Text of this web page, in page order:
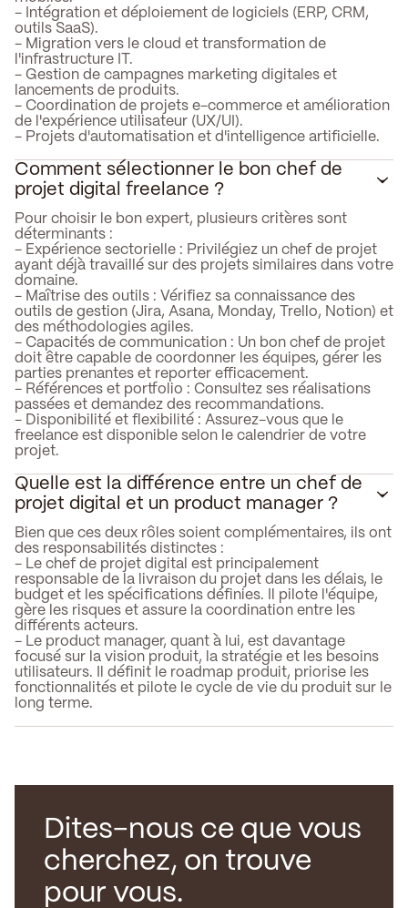
- Intégration et déploiement de logiciels (ERP, CRM,
outils SaaS).
- Migration vers le cloud et transformation de
l'infrastructure IT.
- Gestion de campagnes marketing digitales et
lancements de produits.
- Coordination de projets e-commerce et amélioration
de l'expérience utilisateur (UX/UI).
- Projets d'automatisation et d'intelligence artificielle.
Comment sélectionner le bon chef de
projet digital freelance ?
Pour choisir le bon expert, plusieurs critères sont
déterminants :
- Expérience sectorielle : Privilégiez un chef de projet
ayant déjà travaillé sur des projets similaires dans votre
domaine.
- Maîtrise des outils : Vérifiez sa connaissance des
outils de gestion (Jira, Asana, Monday, Trello, Notion) et
des méthodologies agiles.
- Capacités de communication : Un bon chef de projet
doit être capable de coordonner les équipes, gérer les
parties prenantes et reporter efficacement.
- Références et portfolio : Consultez ses réalisations
passées et demandez des recommandations.
- Disponibilité et flexibilité : Assurez-vous que le
freelance est disponible selon le calendrier de votre
projet.
Quelle est la différence entre un chef de
projet digital et un product manager ?
Bien que ces deux rôles soient complémentaires, ils ont
des responsabilités distinctes :
- Le chef de projet digital est principalement
responsable de la livraison du projet dans les délais, le
budget et les spécifications définies. Il pilote l'équipe,
gère les risques et assure la coordination entre les
différents acteurs.
- Le product manager, quant à lui, est davantage
focusé sur la vision produit, la stratégie et les besoins
utilisateurs. Il définit le roadmap produit, priorise les
fonctionnalités et pilote le cycle de vie du produit sur le
long terme.
Dites-nous ce que vous
cherchez, on trouve
pour vous.